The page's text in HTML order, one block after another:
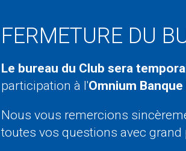
FERMETURE DU
Le bureau du Club sera
participation à l'Omnium
Nous vous remercions
toutes vos questions avec grand